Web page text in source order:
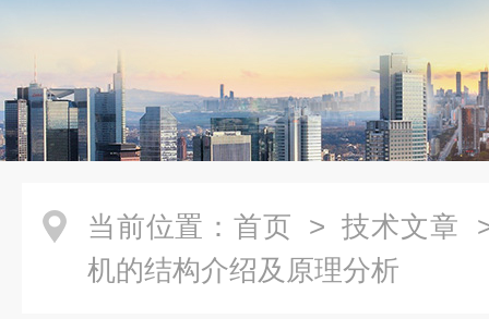
当前位置： 首页 > 技术文章
机的结构介绍及原理分析